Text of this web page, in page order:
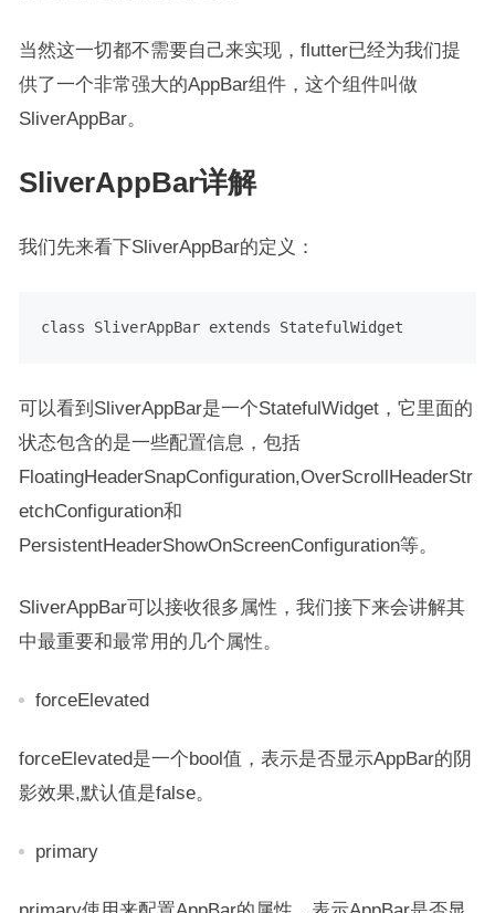
当然这一切都不需要自己来实现，flutter已经为我们提
供了一个非常强大的AppBar组件，这个组件叫做
SliverAppBar。
SliverAppBar详解
我们先来看下SliverAppBar的定义：
class SliverAppBar extends StatefulWidget
可以看到SliverAppBar是一个StatefulWidget，它里面的
状态包含的是一些配置信息，包括
FloatingHeaderSnapConfiguration,OverScrollHeaderStr
etchConfiguration和
PersistentHeaderShowOnScreenConfiguration等。
SliverAppBar可以接收很多属性，我们接下来会讲解其
中最重要和最常用的几个属性。
forceElevated
forceElevated是一个bool值，表示是否显示AppBar的阴
影效果,默认值是false。
primary